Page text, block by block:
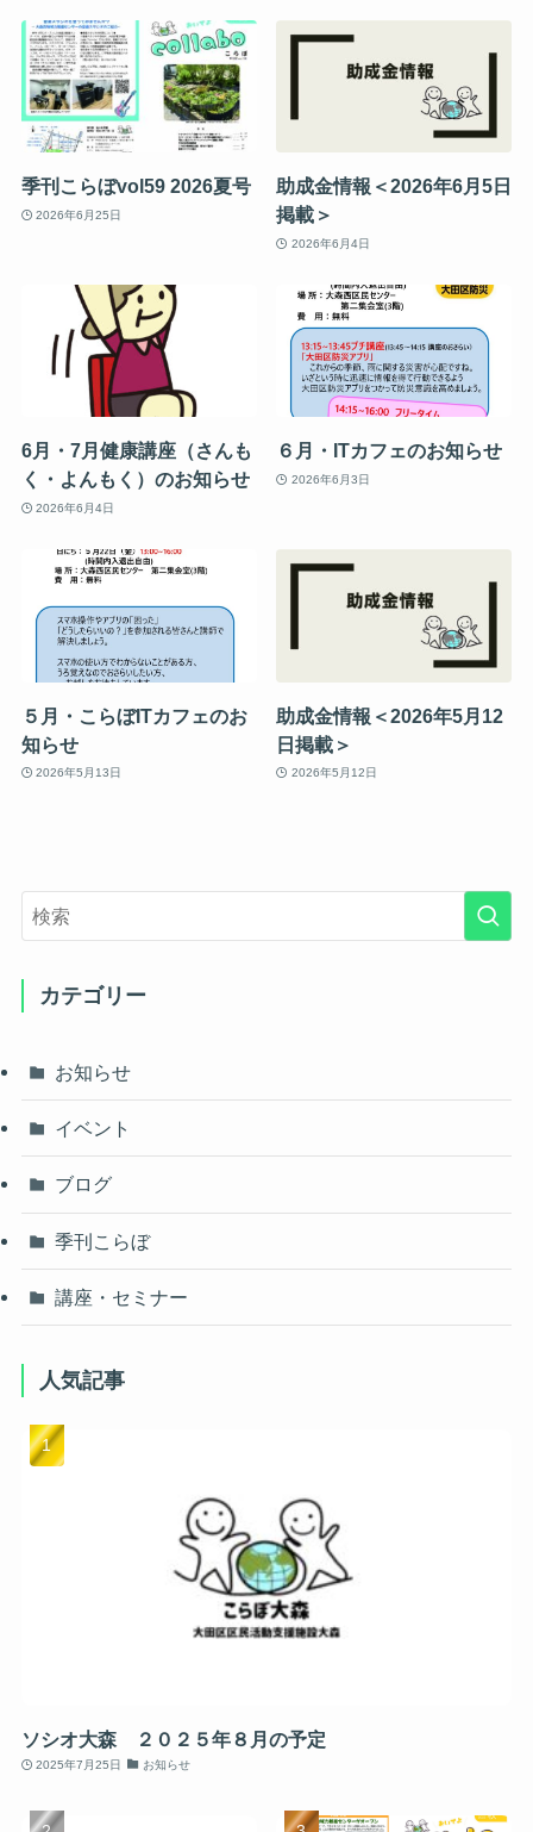
季刊こらぼvol59 2026夏号
2026年6月25日
助成金情報＜2026年6月5日
掲載＞
2026年6月4日
6月・7月健康講座（さんも
く・よんもく）のお知らせ
2026年6月4日
６月・ITカフェのお知らせ
2026年6月3日
５月・こらぼITカフェのお
知らせ
2026年5月13日
助成金情報＜2026年5月12
日掲載＞
2026年5月12日
カテゴリー
お知らせ
イベント
ブログ
季刊こらぼ
講座・セミナー
人気記事
ソシオ大森 ２０２５年８月の予定
2025年7月25日 お知らせ